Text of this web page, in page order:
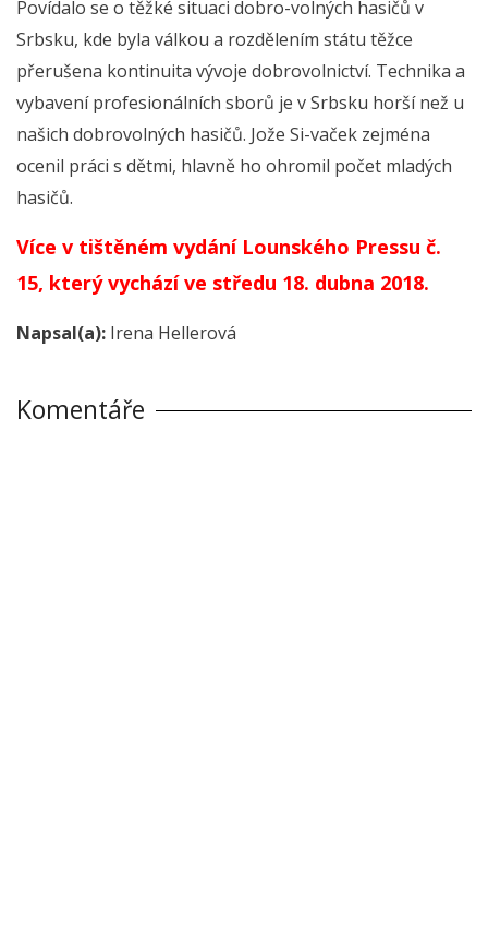
Povídalo se o těžké situaci dobro-volných hasičů v
Srbsku, kde byla válkou a rozdělením státu těžce
přerušena kontinuita vývoje dobrovolnictví. Technika a
vybavení profesionálních sborů je v Srbsku horší než u
našich dobrovolných hasičů. Jože Si-vaček zejména
ocenil práci s dětmi, hlavně ho ohromil počet mladých
hasičů.
Více v tištěném vydání Lounského Pressu č.
15, který vychází ve středu 18. dubna 2018.
Napsal(a): Irena Hellerová
Komentáře